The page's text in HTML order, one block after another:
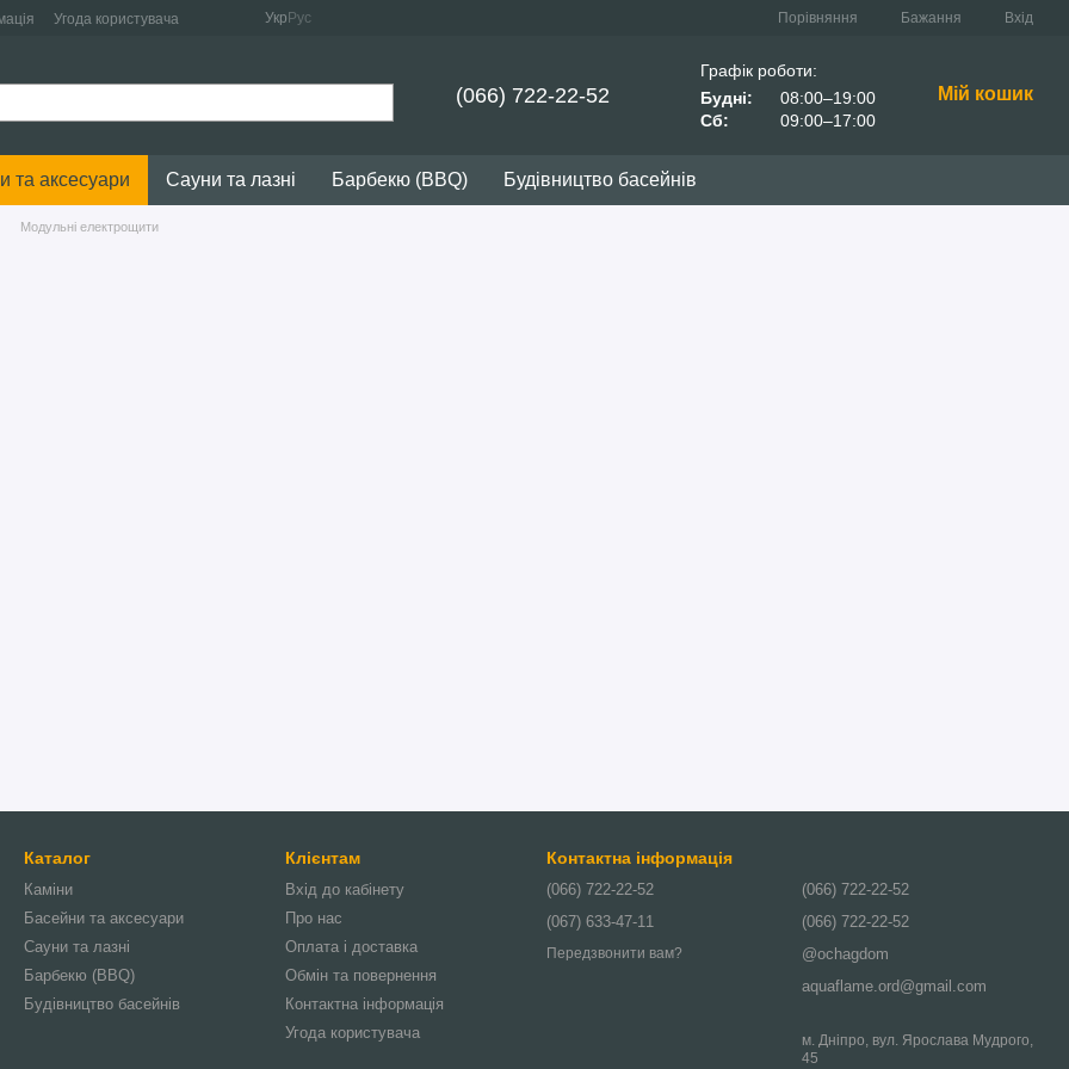
Угода користувача Укр Рус Порівняння Бажання Вхід
(066) 722-22-52
Графік роботи:
Будні:
08:00–19:00
Сб:
09:00–17:00
Мій кошик
та аксесуари Сауни та лазні Барбекю (BBQ) Будівництво басейнів
Модульні електрощити
Каталог
Каміни
Басейни та аксесуари
Сауни та лазні
Барбекю (BBQ)
Будівництво басейнів
Клієнтам
Вхід до кабінету
Про нас
Оплата і доставка
Обмін та повернення
Контактна інформація
Угода користувача
Контактна інформація
(066) 722-22-52
(067) 633-47-11
Передзвонити вам?
(066) 722-22-52
(066) 722-22-52
@ochagdom
aquaflame.ord@gmail.com
м. Дніпро, вул. Ярослава Мудрого,
45